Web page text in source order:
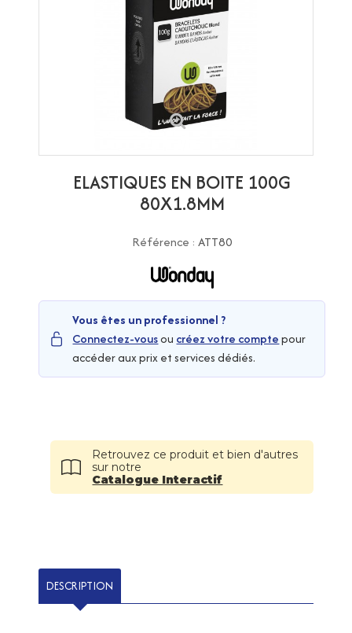
ELASTIQUES EN BOITE 100G
80X1.8MM
Référence : ATT80
Vous êtes un professionnel ?
Connectez-vousou créez votre comptepour
accéder aux prix et services dédiés.
Retrouvez ce produit et bien d'autres
sur notre
Catalogue Interactif
DESCRIPTION